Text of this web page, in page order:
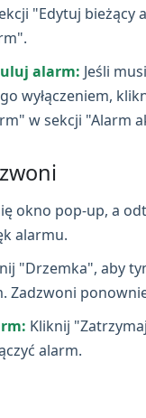
"Edytuj bieżący
alarm: Jeśli
wyłączeniem,
w sekcji "Alarm
okno pop‑up, a
alarmu.
"Drzemka", aby
Zadzwoni
Kliknij
alarm.